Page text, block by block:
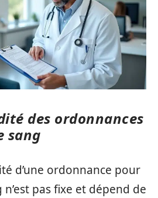
des ordonnances
sang
d’une ordonnance pour
pas fixe et dépend de